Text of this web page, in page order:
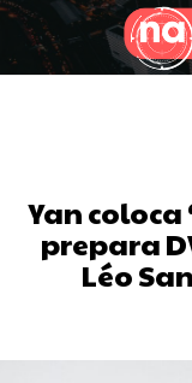
Yan coloca
prepara
Léo